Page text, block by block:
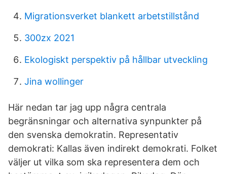
Migrationsverket blankett arbetstillstånd
300zx 2021
Ekologiskt perspektiv på hållbar utveckling
Jina wollinger
Här nedan tar jag upp några centrala
begränsningar och alternativa synpunkter på
den svenska demokratin. Representativ
demokrati: Kallas även indirekt demokrati. Folket
väljer ut vilka som ska representera dem och